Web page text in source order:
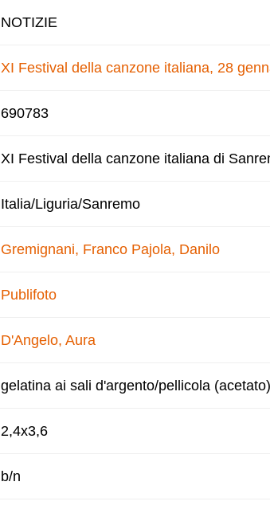
NOTIZIE
XI Festival della canzone italiana, 28
690783
XI Festival della canzone italiana di
Italia/Liguria/Sanremo
Gremignani, Franco Pajola, Danilo
Publifoto
D'Angelo, Aura
gelatina ai sali d'argento/pellicola (acetato)
2,4x3,6
b/n